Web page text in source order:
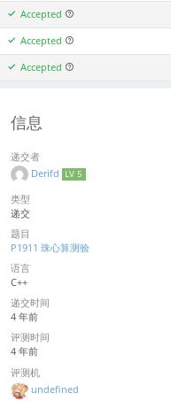
Accepted
Accepted
Accepted
信息
递交者
Derifd
LV 5
类型
递交
题目
P1911 珠心算测验
语言
C++
递交时间
4 年前
评测时间
4 年前
评测机
undefined